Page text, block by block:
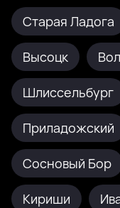
Старая Ладога
Высоцк
Шлиссельбург
Приладожский
Сосновый Бор
Кириши